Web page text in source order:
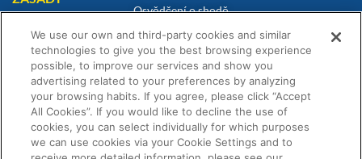
Osvědčení o shodě
Zásady používání souborů cookie
Prohlášení o vyloučení odpovědnosti
Zásady ochrany osobních údajů
Obchodní podmínky
Prohlášení o záruce
We use our own and third-party cookies and similar
technologies to give you the best browsing experience
possible, to improve our services and show you
advertising related to your preferences by analyzing
your browsing habits. If you agree, please click “Accept
All Cookies”. If you would like to decline the use of
cookies, you can select individually for which purposes
we can use cookies via your Cookie Settings and to